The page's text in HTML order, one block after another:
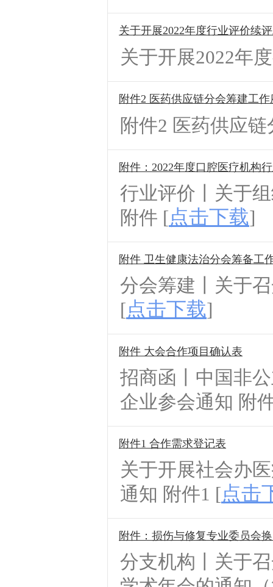
关于开展2022年度行业评价续
关于开展2022年
附件2 医药供应链分会筹建工
附件2 医药供应
附件：2022年度口腔医疗机构
行业评价丨关于
附件 [点击下载]
附件 卫生健康法治分会筹备工
分会筹建丨关于
[点击下载]
附件 大会合作项目确认表
招商函丨中国非
企业参会通知 附
附件1 合作需求登记表
关于开展社会办
通知 附件1 [点击
附件：损伤与修复专业委员会
分支机构丨关于